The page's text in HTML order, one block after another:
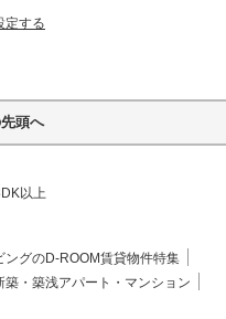
定する
頭へ
以上
ングのD-ROOM賃貸物件特集
築・築浅アパート・マンション